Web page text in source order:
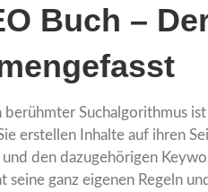
Buch –
berühmter Suchalgorithmus
erstellen Inhalte auf ihren
den dazugehörigen
seine ganz eigenen Regeln